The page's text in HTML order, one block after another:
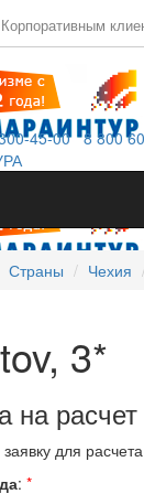
Корпоративным
45-00 8 800
Страны Чехия
3*
на
для
: *